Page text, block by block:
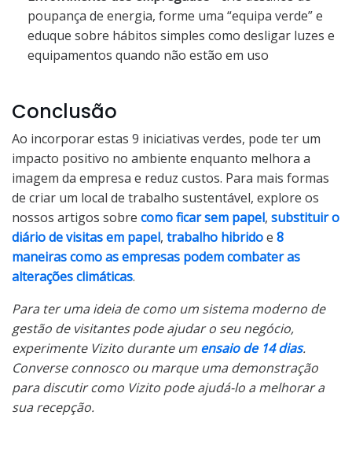
poupança de energia, forme uma “equipa verde” e
eduque sobre hábitos simples como desligar luzes e
equipamentos quando não estão em uso
Conclusão
Ao incorporar estas 9 iniciativas verdes, pode ter um
impacto positivo no ambiente enquanto melhora a
imagem da empresa e reduz custos. Para mais formas
de criar um local de trabalho sustentável, explore os
nossos artigos sobre como ficar sem papel, substituir o
diário de visitas em papel, trabalho hibridoe 8
maneiras como as empresas podem combater as
alterações climáticas.
Para ter uma ideia de como um sistema moderno de
gestão de visitantes pode ajudar o seu negócio,
experimente Vizito durante um ensaio de 14 dias.
Converse connosco ou marque uma demonstração
para discutir como Vizito pode ajudá-lo a melhorar a
sua recepção.